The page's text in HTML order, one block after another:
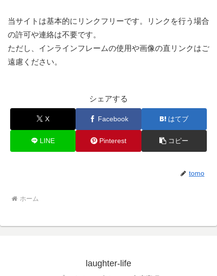
当サイトは基本的にリンクフリーです。リンクを行う場合
の許可や連絡は不要です。
ただし、インラインフレームの使用や画像の直リンクはご
遠慮ください。
シェアする
X Facebook はてブ
LINE Pinterest コピー
tomo
ホーム
laughter-life